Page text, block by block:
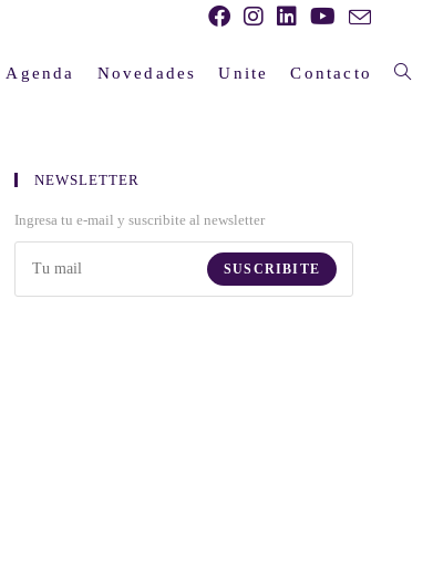
Agenda Novedades Unite Contacto
NEWSLETTER
Ingresa tu e-mail y suscribite al newsletter
SUSCRIBITE